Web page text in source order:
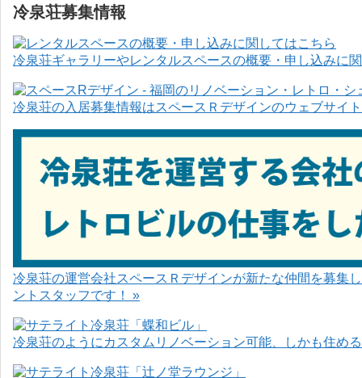
冷泉荘募集情報
冷泉荘ギャラリーやレンタルスペースの概要・申し込みに
冷泉荘の入居募集情報はスペースＲデザインのウェブサイ
冷泉荘の運営会社スペースＲデザインが新たな仲間を募集
ントスタッフです！ »
冷泉荘のようにカスタムリノベーション可能、しかも住め